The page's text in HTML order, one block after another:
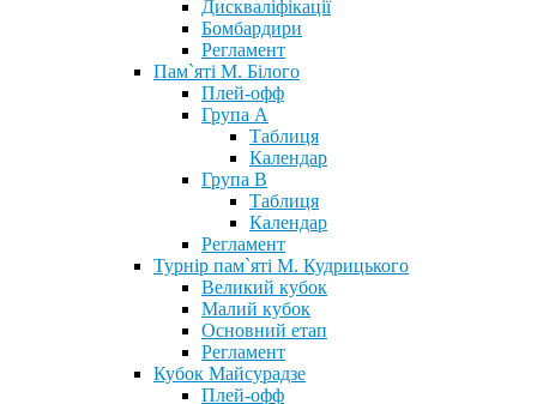
Дискваліфікації
Бомбардири
Регламент
Пам`яті М. Білого
Плей-офф
Група А
Таблиця
Календар
Група В
Таблиця
Календар
Регламент
Турнір пам`яті М. Кудрицького
Великий кубок
Малий кубок
Основний етап
Регламент
Кубок Майсурадзе
Плей-офф